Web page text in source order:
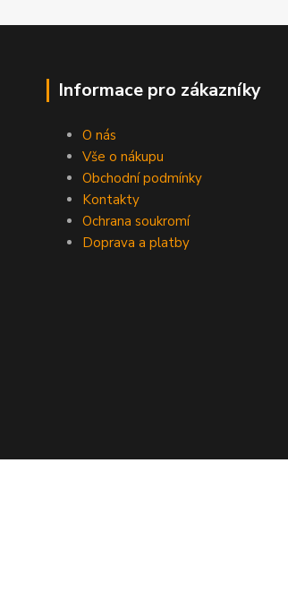
Informace pro zákazníky
O nás
Vše o nákupu
Obchodní podmínky
Kontakty
Ochrana soukromí
Doprava a platby